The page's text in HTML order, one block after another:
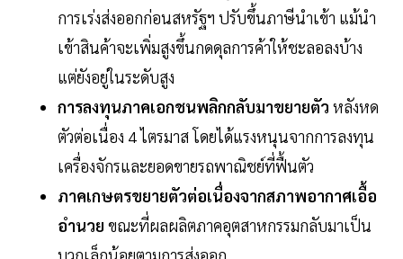
การเร่งส่งออกก่อนสหรัฐฯ ปรับขึ้นภาษีนำเข้า แม้นำ
เข้าสินค้าจะเพิ่มสูงขึ้นกดดุลการค้าให้ชะลอลงบ้าง
แต่ยังอยู่ในระดับสูง
การลงทุนภาคเอกชนพลิกกลับมาขยายตัว หลังหด
ตัวต่อเนื่อง 4 ไตรมาส โดยได้แรงหนุนจากการลงทุน
เครื่องจักรและยอดขายรถพาณิชย์ที่ฟื้นตัว
ภาคเกษตรขยายตัวต่อเนื่องจากสภาพอากาศเอื้อ
อำนวย ขณะที่ผลผลิตภาคอุตสาหกรรมกลับมาเป็น